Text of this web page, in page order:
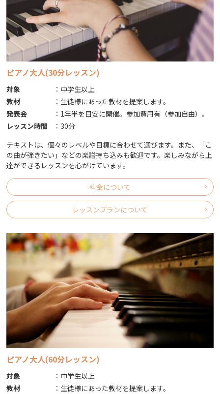
ピアノ大人(30分レッスン)
対象 ： 中学生以上
教材
： 生徒様にあった教材を提案します。
発表会
： 1年半を目安に開催。参加費用有（参加自由）｡
レッスン時間
： 30分
テキストは、個々のレベルや目標に合わせて選びます。また、「こ
の曲が弾きたい」などの楽譜持ち込みも歓迎です。楽しみながら上
達ができるレッスンを心がけています。
料金について
レッスンプランについて
ピアノ大人(60分レッスン)
対象 ： 中学生以上
教材
： 生徒様にあった教材を提案します。